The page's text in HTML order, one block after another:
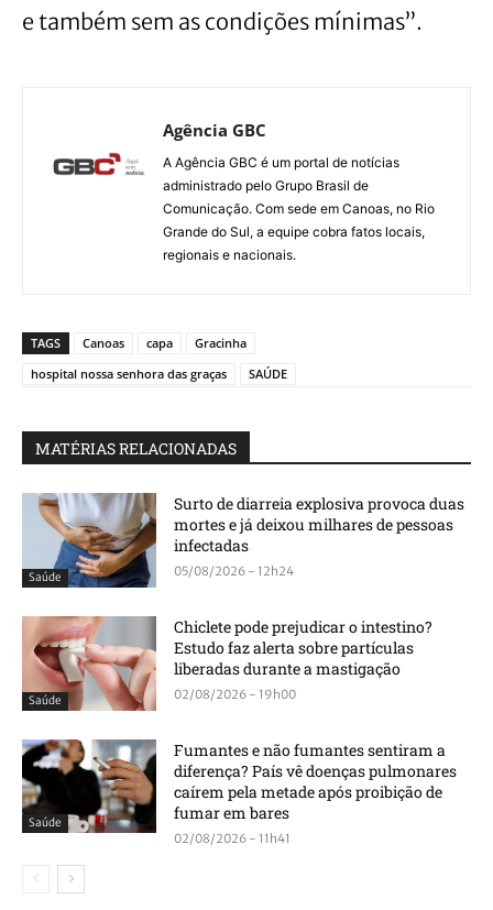
e também sem as condições mínimas”.
Agência GBC
A Agência GBC é um portal de notícias
administrado pelo Grupo Brasil de
Comunicação. Com sede em Canoas, no Rio
Grande do Sul, a equipe cobra fatos locais,
regionais e nacionais.
TAGS Canoas capa
Gracinha
hospital nossa senhora das graças
SAÚDE
MATÉRIAS RELACIONADAS
Saúde
Surto de diarreia explosiva provoca duas
mortes e já deixou milhares de pessoas
infectadas
05/08/2026 - 12h24
Saúde
Chiclete pode prejudicar o intestino?
Estudo faz alerta sobre partículas
liberadas durante a mastigação
02/08/2026 - 19h00
Saúde
Fumantes e não fumantes sentiram a
diferença? País vê doenças pulmonares
caírem pela metade após proibição de
fumar em bares
02/08/2026 - 11h41